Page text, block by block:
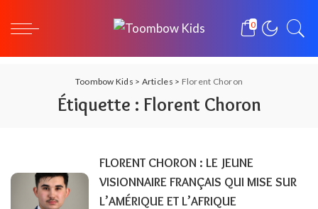
0
Toombow Kids > Articles > Florent Choron
Étiquette : Florent Choron
FLORENT CHORON : LE JEUNE
VISIONNAIRE FRANÇAIS QUI MISE SUR
L’AMÉRIQUE ET L’AFRIQUE